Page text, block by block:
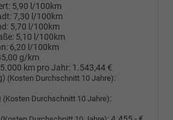
5,90 l/100km
7,30 l/100km
5,70 l/100km
5,10 l/100km
6,20 l/100km
g/km
km pro Jahr: 1.543,44 €
(Kosten Durchschnitt 10 Jahre):
(Kosten Durchschnitt 10 Jahre):